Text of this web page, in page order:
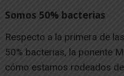
Somos 50% bacterias
Respecto a la primera de
50% bacterias, la ponente
cómo estamos rodeados